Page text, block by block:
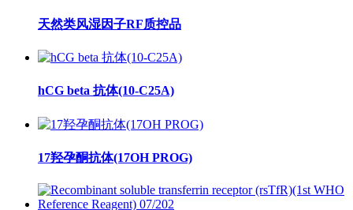
天然类风湿因子RF质控品
hCG beta 抗体(10-C25A)
17羟孕酮抗体(17OH PROG)